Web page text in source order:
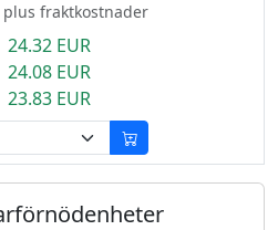
plus fraktkostnader
EUR
24.08 EUR
23.83 EUR